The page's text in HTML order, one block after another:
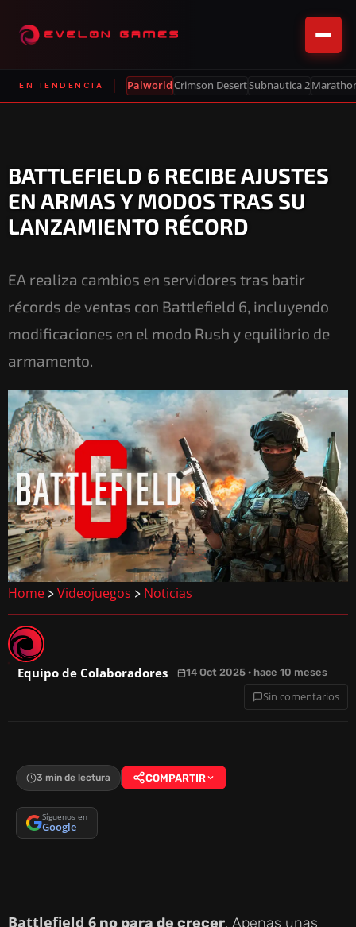
EN TENDENCIA PalworldCrimson DesertSubnautica 2
BATTLEFIELD 6 RECIBE AJUSTES
EN ARMAS Y MODOS TRAS SU
LANZAMIENTO RÉCORD
EA realiza cambios en servidores tras batir
récords de ventas con Battlefield 6, incluyendo
modificaciones en el modo Rush y equilibrio de
armamento.
Home > Videojuegos > Noticias
Equipo de Colaboradores 14 Oct 2025 · hace 10 meses
Sin comentarios
3 min de lectura COMPARTIR
Síguenos en
Google
Battlefield 6 no para de crecer. Apenas unas